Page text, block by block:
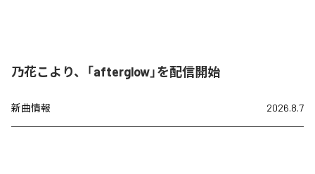
乃花こより、「afterglow」を配信開始
新曲情報 2026.8.7